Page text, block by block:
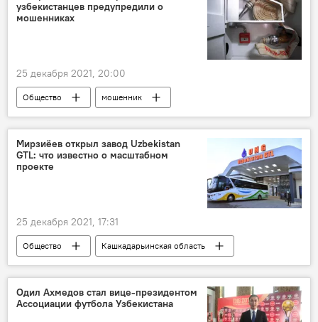
узбекистанцев предупредили о
мошенниках
25 декабря 2021, 20:00
Общество
мошенник
Минюст Узбекистана
пожарные
Мирзиёев открыл завод Uzbekistan
GTL: что известно о масштабном
проекте
25 декабря 2021, 17:31
Общество
Кашкадарьинская область
завод
Одил Ахмедов стал вице-президентом
Ассоциации футбола Узбекистана